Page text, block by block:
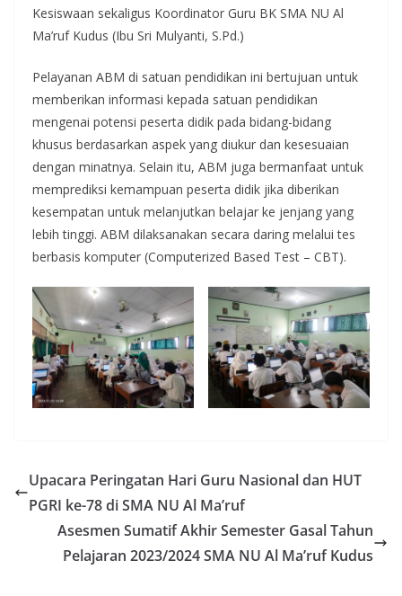
Kesiswaan sekaligus Koordinator Guru BK SMA NU Al
Ma’ruf Kudus (Ibu Sri Mulyanti, S.Pd.)
Pelayanan ABM di satuan pendidikan ini bertujuan untuk
memberikan informasi kepada satuan pendidikan
mengenai potensi peserta didik pada bidang-bidang
khusus berdasarkan aspek yang diukur dan kesesuaian
dengan minatnya. Selain itu, ABM juga bermanfaat untuk
memprediksi kemampuan peserta didik jika diberikan
kesempatan untuk melanjutkan belajar ke jenjang yang
lebih tinggi. ABM dilaksanakan secara daring melalui tes
berbasis komputer (Computerized Based Test – CBT).
Upacara Peringatan Hari Guru Nasional dan HUT
PGRI ke-78 di SMA NU Al Ma’ruf
Asesmen Sumatif Akhir Semester Gasal Tahun
Pelajaran 2023/2024 SMA NU Al Ma’ruf Kudus